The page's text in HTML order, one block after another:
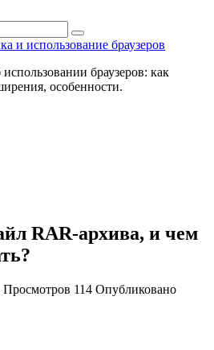
и использование браузеров
браузеров: как
особенности.
RAR-архива, и чем
Просмотров 114 Опубликовано